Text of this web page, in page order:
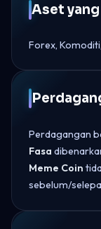
Aset
Forex,
Perdagangan
Fasa
Meme Coin
sebelum/